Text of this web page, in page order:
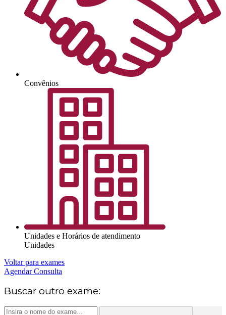
Convênios
Unidades e Horários de atendimento
Unidades
Voltar para exames
Agendar Consulta
Buscar outro exame: